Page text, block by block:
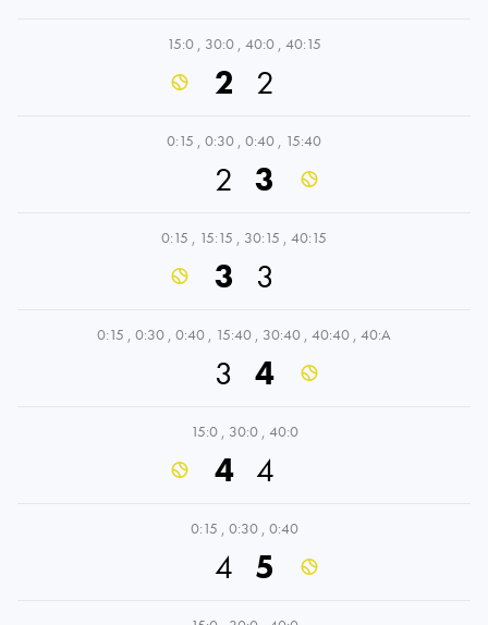
15:0 , 30:0 , 40:0 , 40:15
2 2
0:15 , 0:30 , 0:40 , 15:40
2 3
0:15 , 15:15 , 30:15 , 40:15
3 3
0:15 , 0:30 , 0:40 , 15:40 , 30:40 , 40:40 , 40:A
3 4
15:0 , 30:0 , 40:0
4 4
0:15 , 0:30 , 0:40
4 5